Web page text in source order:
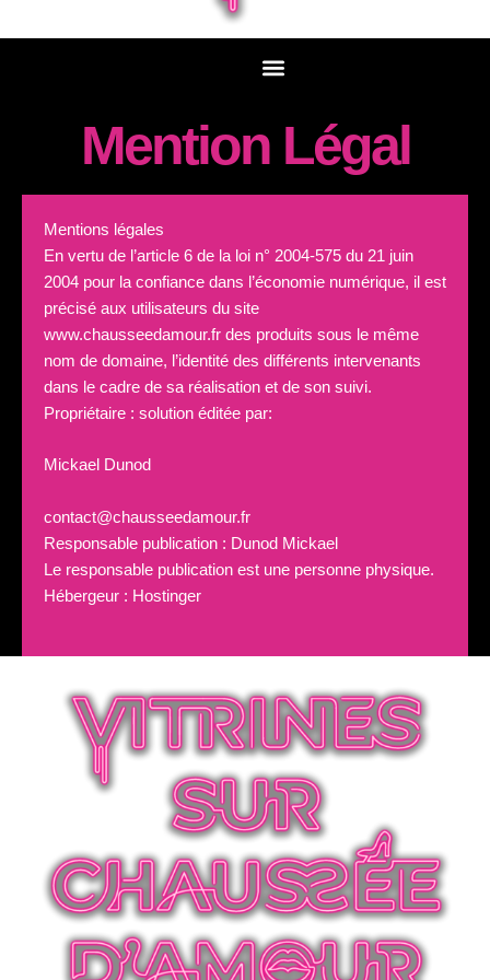
Mention Légal
Mentions légales
En vertu de l’article 6 de la loi n° 2004-575 du 21 juin
2004 pour la confiance dans l’économie numérique, il est
précisé aux utilisateurs du site
www.chausseedamour.fr des produits sous le même
nom de domaine, l’identité des différents intervenants
dans le cadre de sa réalisation et de son suivi.
Propriétaire : solution éditée par:
Mickael Dunod
contact@chausseedamour.fr
Responsable publication : Dunod Mickael
Le responsable publication est une personne physique.
Hébergeur : Hostinger